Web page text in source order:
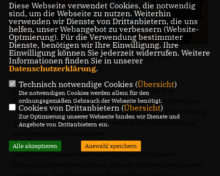
v.l. Thomas Staudt MdL, Detlef Göbel, Nicole Golz
Ein abwechslungsreiches Programm, das von den
Bewohnern selbst gestaltet wurde, mit Mitwirkenden des
Moskito-Clubs Parey bis hin zur musikalischen Umrahmung
durch den Jugendclub Parey – verlieh der Veranstaltung
Das Fest war ein bedeutendes Zeichen für gelebte
Diese Webseite verwendet Cookies, die notwendig
sind, um die Webseite zu nutzen. Weiterhin
verwenden wir Dienste von Drittanbietern, die uns
helfen, unser Webangebot zu verbessern (Website-
Optmierung). Für die Verwendung bestimmter
Dienste, benötigen wir Ihre Einwilligung. Ihre
Einwilligung können Sie jederzeit widerrufen. Weitere
Informationen finden Sie in unserer
Datenschutzerklärung.
Technisch notwendige Cookies (Übersicht)
Die notwendigen Cookies werden allein für den
ordnungsgemäßen Gebrauch der Webseite benötigt.
Cookies von Drittanbietern (Übersicht)
Zur Optimierung unserer Webseite binden wir Dienste und
Angebote von Drittanbietern ein.
Alle akzeptieren Auswahl speichern